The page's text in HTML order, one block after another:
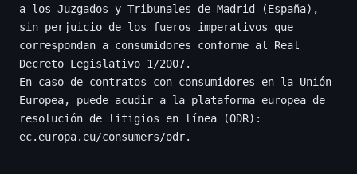
a los Juzgados y Tribunales de Madrid (España),
sin perjuicio de los fueros imperativos que
correspondan a consumidores conforme al Real
Decreto Legislativo 1/2007.
En caso de contratos con consumidores en la Unión
Europea, puede acudir a la plataforma europea de
resolución de litigios en línea (ODR):
ec.europa.eu/consumers/odr.